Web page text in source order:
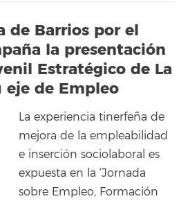
de Barrios por el
la presentación
Estratégico de La
eje de Empleo
La experiencia tinerfeña de
mejora de la empleabilidad
e inserción sociolaboral es
expuesta en la ‘Jornada
sobre Empleo, Formación